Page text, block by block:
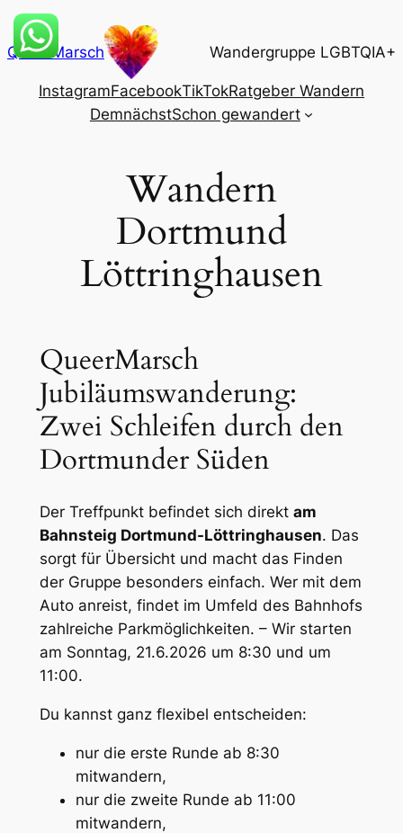
Zum
Inhalt
springen
QueerMarsch Wandergruppe LGBTQIA+
InstagramFacebookTikTokRatgeber Wandern
DemnächstSchon gewandert
Wandern
Dortmund
Löttringhausen
QueerMarsch
Jubiläumswanderung:
Zwei Schleifen durch den
Dortmunder Süden
Der Treffpunkt befindet sich direkt am
Bahnsteig Dortmund-Löttringhausen. Das
sorgt für Übersicht und macht das Finden
der Gruppe besonders einfach. Wer mit dem
Auto anreist, findet im Umfeld des Bahnhofs
zahlreiche Parkmöglichkeiten. – Wir starten
am Sonntag, 21.6.2026 um 8:30 und um
11:00.
Du kannst ganz flexibel entscheiden:
nur die erste Runde ab 8:30
mitwandern,
nur die zweite Runde ab 11:00
mitwandern,